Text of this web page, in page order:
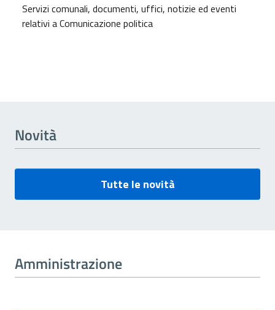
Dettagli dell'argomento
Servizi comunali, documenti, uffici, notizie ed eventi
relativi a Comunicazione politica
Novità
Tutte le novità
Amministrazione